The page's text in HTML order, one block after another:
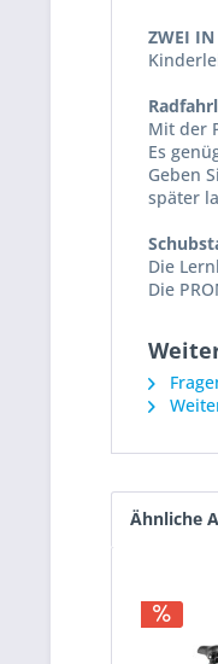
ZWEI IN
Mit der
Es
Geben
später
Die
Die
Ähnliche